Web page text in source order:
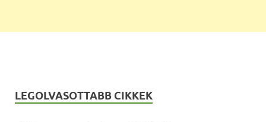
LEGOLVASOTTABB CIKKEK